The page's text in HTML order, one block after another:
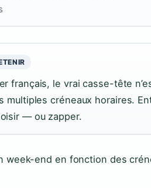
français, le vrai casse-tête
multiples créneaux horaires.
— ou zapper.
week-end en fonction des